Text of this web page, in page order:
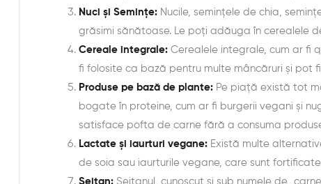
Nuci și Semințe: Nucile, semințele de chia,
grăsimi sănătoase. Le poți adăuga în cerealele
Cereale integrale: Cerealele integrale, cum ar fi
fi folosite ca bază pentru multe mâncăruri și pot
Produse pe bază de plante: Pe piață există tot
bogate în proteine, cum ar fi burgerii vegani și
satisface pofta de carne fără a consuma
Lactate și iaurturi vegane: Există multe
de soia sau iaurturile vegane, care sunt
Seitan: Seitanul, cunoscut și sub numele de